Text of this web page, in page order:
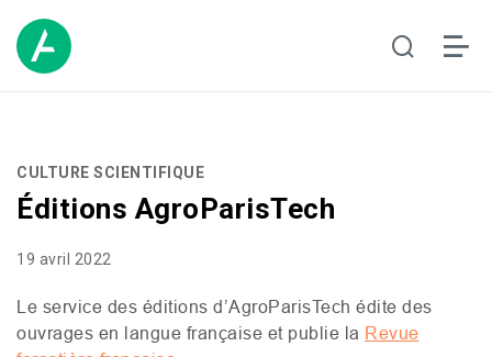
CULTURE SCIENTIFIQUE
Éditions AgroParisTech
19 avril 2022
Le service des éditions d’AgroParisTech édite des
ouvrages en langue française et publie la Revue